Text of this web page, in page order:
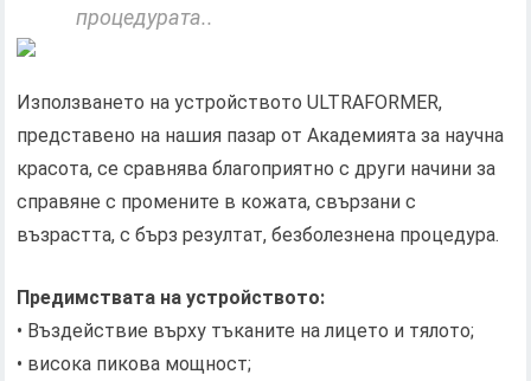
процедурата..
Използването на устройството ULTRAFORMER,
представено на нашия пазар от Академията за научна
красота, се сравнява благоприятно с други начини за
справяне с промените в кожата, свързани с
възрастта, с бърз резултат, безболезнена процедура.
Предимствата на устройството:
• Въздействие върху тъканите на лицето и тялото;
• висока пикова мощност;